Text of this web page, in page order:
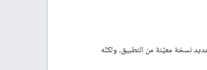
نسخة معيّنة من التطبيق، ولكنّه